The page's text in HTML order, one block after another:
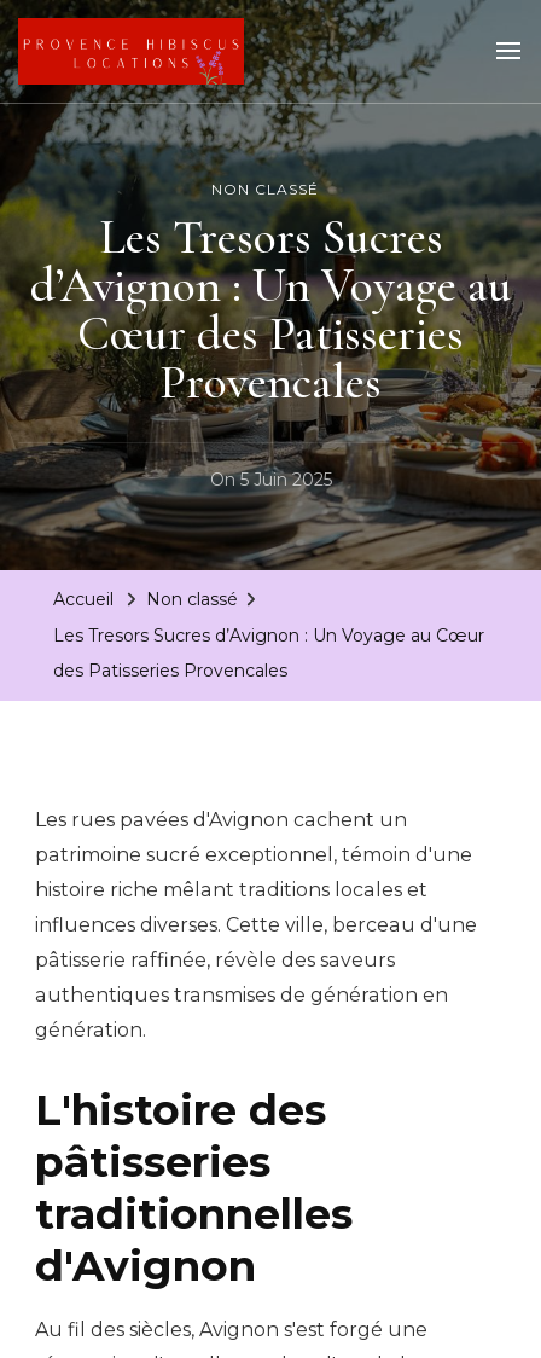
Provence hibiscus
locations
Activités et locations Provence
NON CLASSÉ
Les Tresors Sucres
d’Avignon : Un Voyage au
Cœur des Patisseries
Provencales
On5 Juin 2025
Accueil
Non classé
Les Tresors Sucres d’Avignon : Un Voyage au Cœur
des Patisseries Provencales
Les rues pavées d'Avignon cachent un
patrimoine sucré exceptionnel, témoin d'une
histoire riche mêlant traditions locales et
influences diverses. Cette ville, berceau d'une
pâtisserie raffinée, révèle des saveurs
authentiques transmises de génération en
génération.
L'histoire des
pâtisseries
traditionnelles
d'Avignon
Au fil des siècles, Avignon s'est forgé une